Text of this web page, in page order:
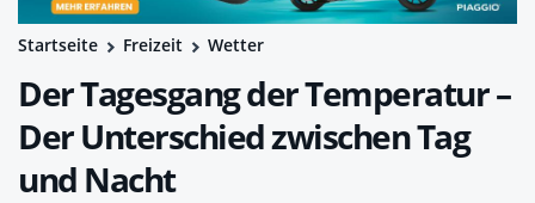
Startseite Freizeit Wetter
Der Tagesgang der Temperatur –
Der Unterschied zwischen Tag
und Nacht